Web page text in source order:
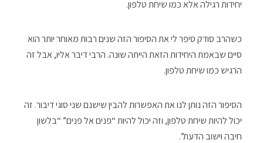
יחידות רגילה אלא כמו שיחת טלפון.
כשהרב סודק סיפר לי את הסיפור הזה שנים רבות מאוחר יותר הוא
סיים שבאמת היחידות הזאת הייתה שונה. הרבי דיבר אליו, אבל זה
הרגיש כמו שיחת טלפון.
הסיפור הזה נותן לנו את האפשרות להבין שישנם שני סוגי דיבור. זה
יכול להיות שיחת טלפון, וזה יכול להיות “פנים אל פנים” “בלשון
חיבה וישוב הדעת”.